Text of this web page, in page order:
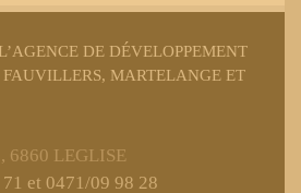
DE DÉVELOPPEMENT
MARTELANGE ET
6860 LEGLISE
et 0471/09 98 28